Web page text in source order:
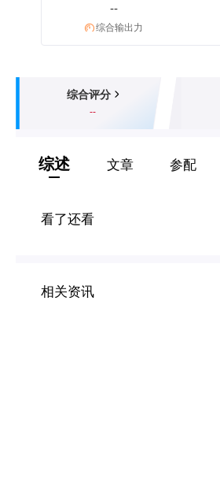
--
综合输出力
综合评分
--
综述 文章 参配
看了还看
相关资讯